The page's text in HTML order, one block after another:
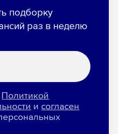
подборку
раз в неделю
Политикой
и согласен